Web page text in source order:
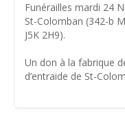
Funérailles mardi 24
St-Colomban (342-b
J5K 2H9).
Un don à la fabrique
d’entraide de St-